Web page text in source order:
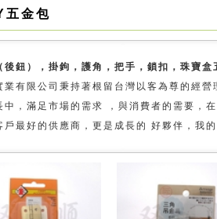
五金包
後鈕），掛鉤，護角，把手，鎖扣，珠寶
業有限公司秉持著根留台灣以客為尊的經
中，滿足市場的需求 ，與消費者的需要，
戶最好的供應商，更是成長的 好夥伴，我